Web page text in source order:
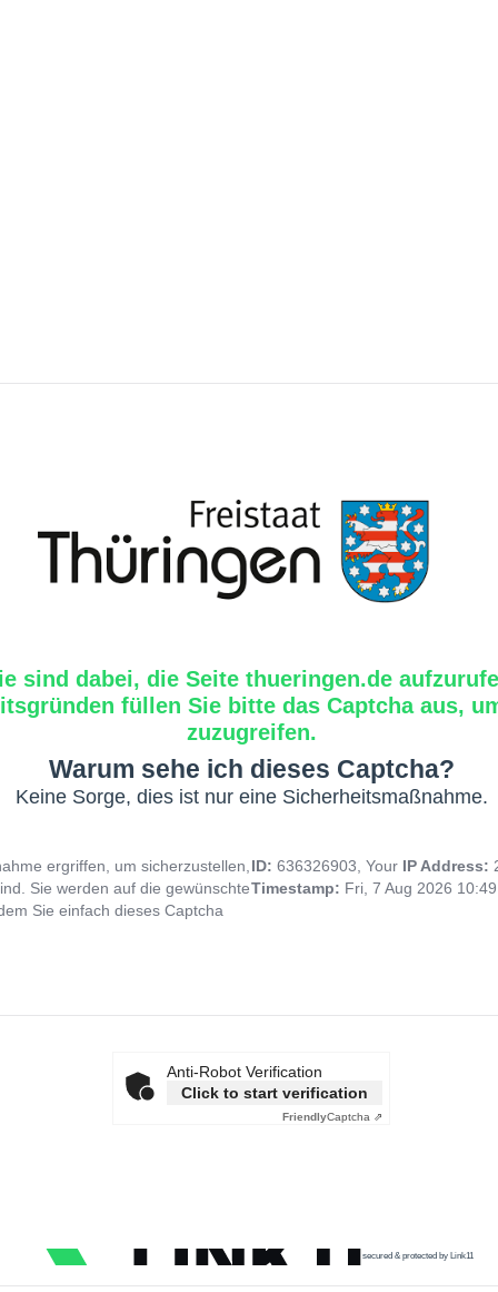
sind dabei, die Seite thueringen.de
füllen Sie bitte das Captcha aus,
zuzugreifen.
Warum sehe ich dieses Captcha?
Keine Sorge, dies ist nur eine Sicherheitsmaßnahme.
ergriffen, um sicherzustellen,
Sie werden auf die gewünschte
Sie einfach dieses Captcha
ID: 636326903, Your IP Address:
Timestamp: Fri, 7 Aug 2026
Anti-Robot Verification
Click to start verification
FriendlyCaptcha ⇗
secured & protected by Link11